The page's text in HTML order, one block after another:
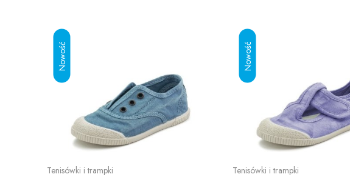
Tenisówki i trampki Tenisówki i trampki